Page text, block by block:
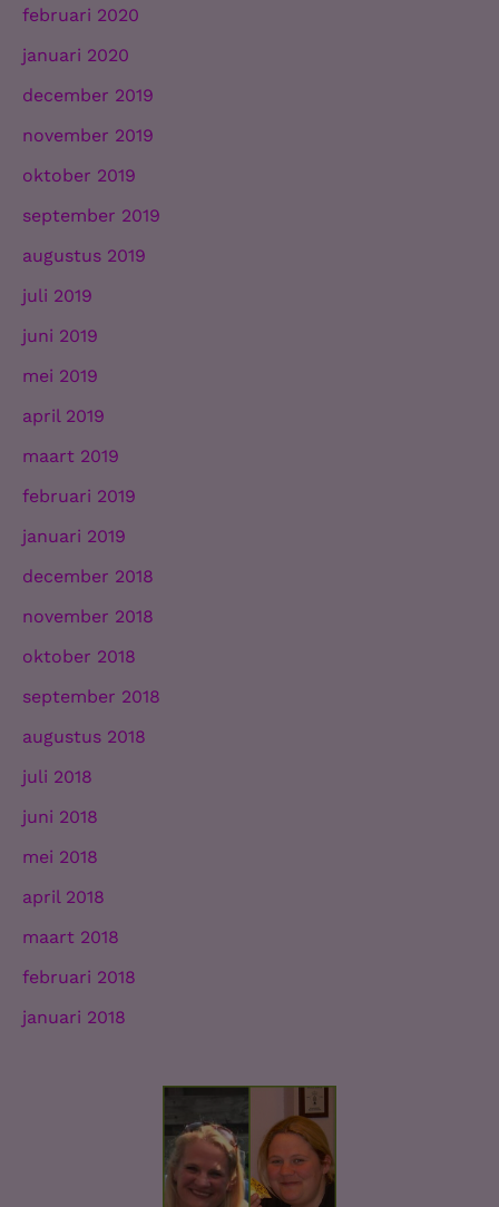
februari 2020
januari 2020
december 2019
november 2019
oktober 2019
september 2019
augustus 2019
juli 2019
juni 2019
mei 2019
april 2019
maart 2019
februari 2019
januari 2019
december 2018
november 2018
oktober 2018
september 2018
augustus 2018
juli 2018
juni 2018
mei 2018
april 2018
maart 2018
februari 2018
januari 2018